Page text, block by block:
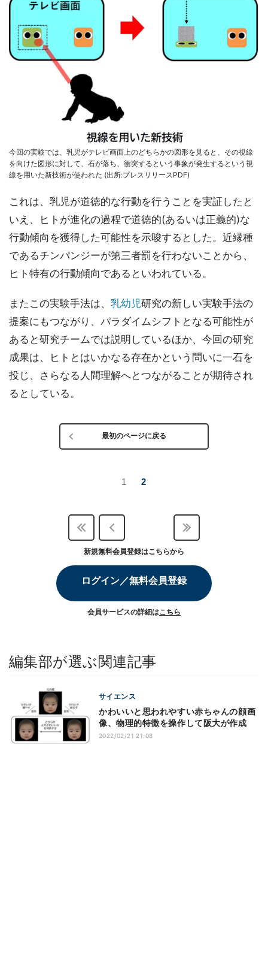
今回の実験では、乳児がテレビ画面上のどちらかの図形を見ると、その視線
を向けた図形に対して、石が落ち、衝突するという事象が発生するという視
線を用いた新技術が使われた (出所:プレスリリースPDF)
これは、乳児が道徳的な行動を行うことを実証したと
いえ、ヒトが進化の過程で道徳的(あるいは正義的)な
行動傾向を獲得した可能性を示唆するとした。近縁種
であるチンパンジーが第三者罰を行わないことから、
ヒト特有の行動傾向であるといわれている。
またこの実験手法は、 乳幼児研究の新しい実験手法の
提案にもつながり、パラダイムシフトとなる可能性が
あると研究チームでは説明しているほか、今回の研究
成果は、ヒトとはいかなる存在かという問いに一石を
投じ、さらなる人間理解へとつながることが期待され
るとしている。
最初のページに戻る
1 2
新規無料会員登録はこちらから
ログイン／無料会員登録
会員サービスの詳細はこちら
編集部が選ぶ関連記事
サイエンス
かわいいと思われやすい赤ちゃんの顔画
像、物理的特徴を操作して阪大が作成
2022/02/21 21:08